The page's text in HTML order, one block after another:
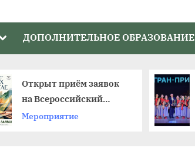
ДОПОЛНИТЕЛЬНОЕ ОБРАЗОВАНИЕ
Открыт приём заявок
на Всероссийский
фестиваль
Мероприятие